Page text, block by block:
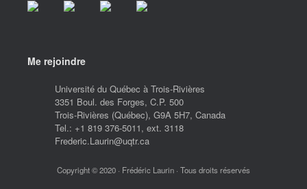
Me rejoindre
Université du Québec à Trois-Rivières
3351 Boul. des Forges, C.P. 500
Trois-Rivières (Québec), G9A 5H7, Canada
Tel.: +1 819 376-5011, ext. 3118
Frederic.Laurin@uqtr.ca
Copyright © 2020 · Frédéric Laurin · Tous droits réservés